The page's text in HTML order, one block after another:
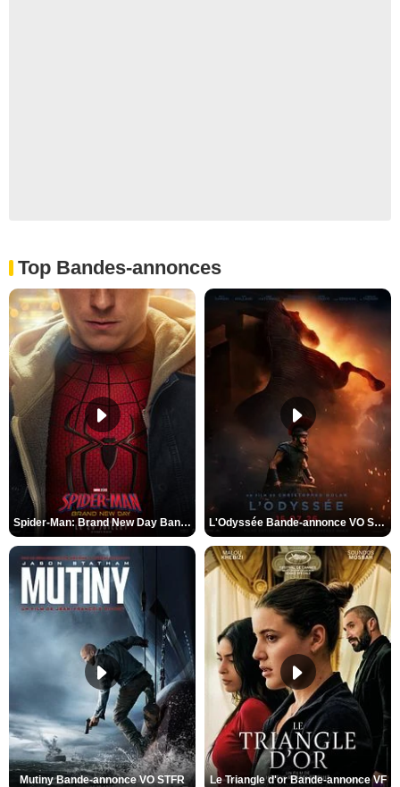
Top Bandes-annonces
Spider-Man: Brand New Day Bande-annonce VO STFR L'Odyssée Bande-annonce VO STFR
Mutiny Bande-annonce VO STFR Le Triangle d'or Bande-annonce VF